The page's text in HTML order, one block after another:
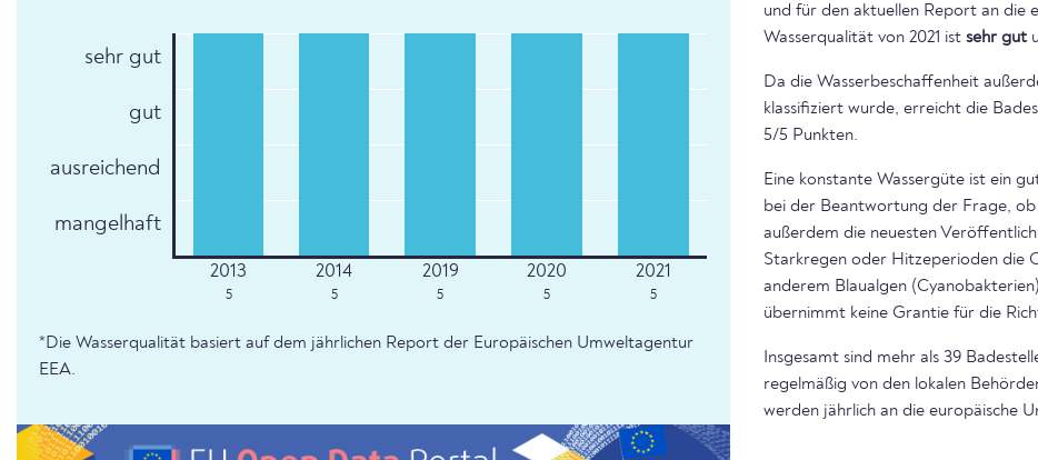
sehr gut
gut
ausreichend
mangelhaft
5 5 5 5 5
*Die Wasserqualität basiert auf dem jährlichen Report der Europäischen Umweltagentur
EEA.
und für den aktuellen Report an die
Wasserqualität von 2021 ist sehr gut
Da die Wasserbeschaffenheit
klassifiziert wurde, erreicht die
5/5 Punkten.
Eine konstante Wassergüte ist ein
bei der Beantwortung der Frage,
außerdem die neuesten
Starkregen oder Hitzeperioden die
anderem Blaualgen
übernimmt keine Grantie für die
Insgesamt sind mehr als 39
regelmäßig von den lokalen
werden jährlich an die europäische